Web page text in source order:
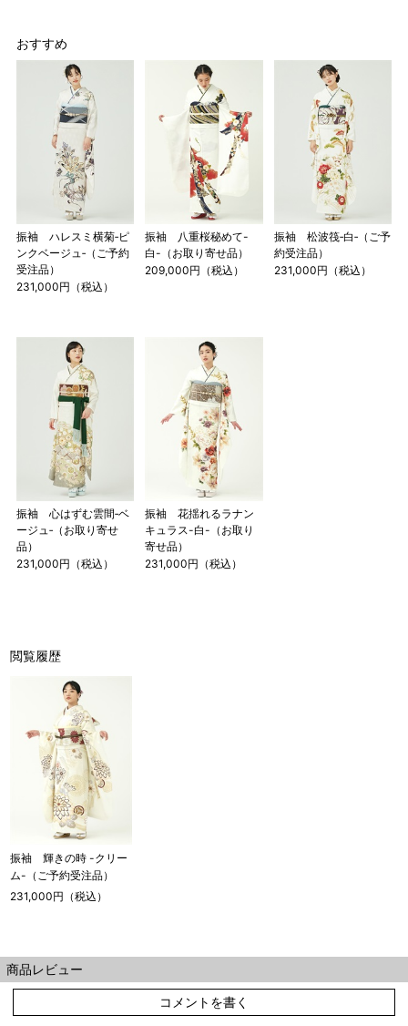
おすすめ
振袖 ハレスミ横菊‐ピ
ンクベージュ‐（ご予約
受注品）
231,000円（税込）
振袖 八重桜秘めて-
白-（お取り寄せ品）
209,000円（税込）
振袖 松波筏‐白‐（ご予
約受注品）
231,000円（税込）
振袖 心はずむ雲間‐ベ
ージュ‐（お取り寄せ
品）
231,000円（税込）
振袖 花揺れるラナン
キュラス-白-（お取り
寄せ品）
231,000円（税込）
閲覧履歴
振袖 輝きの時 -クリー
ム-（ご予約受注品）
231,000円（税込）
商品レビュー
コメントを書く